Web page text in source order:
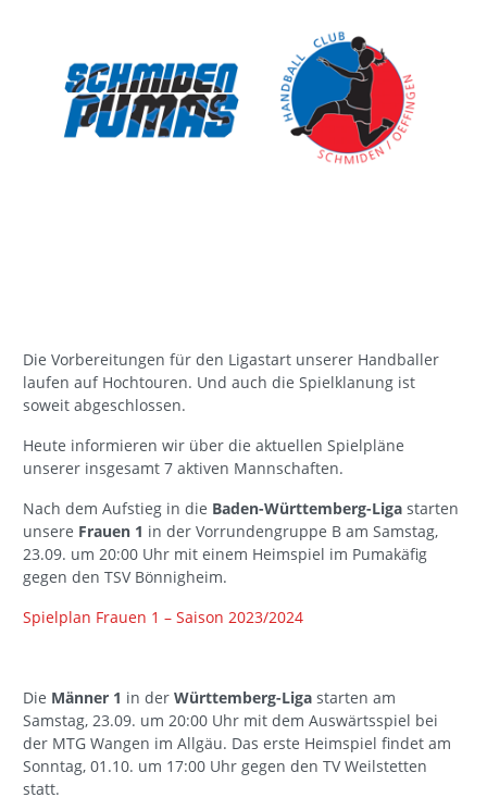
Die Vorbereitungen für den Ligastart unserer Handballer
laufen auf Hochtouren. Und auch die Spielklanung ist
soweit abgeschlossen.
Heute informieren wir über die aktuellen Spielpläne
unserer insgesamt 7 aktiven Mannschaften.
Nach dem Aufstieg in die Baden-Württemberg-Liga starten
unsere Frauen 1 in der Vorrundengruppe B am Samstag,
23.09. um 20:00 Uhr mit einem Heimspiel im Pumakäfig
gegen den TSV Bönnigheim.
Spielplan Frauen 1 – Saison 2023/2024
Die Männer 1 in der Württemberg-Liga starten am
Samstag, 23.09. um 20:00 Uhr mit dem Auswärtsspiel bei
der MTG Wangen im Allgäu. Das erste Heimspiel findet am
Sonntag, 01.10. um 17:00 Uhr gegen den TV Weilstetten
statt.